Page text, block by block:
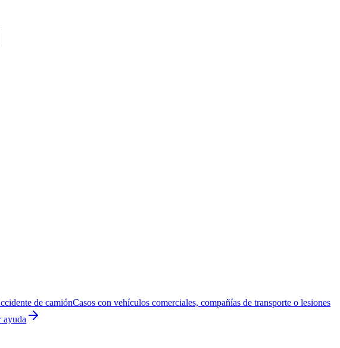
de camiónCasos con vehículos comerciales, compañías de transporte o lesiones
ayuda